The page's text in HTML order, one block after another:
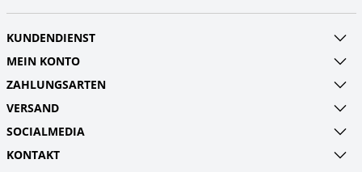
KUNDENDIENST
MEIN KONTO
ZAHLUNGSARTEN
VERSAND
SOCIALMEDIA
KONTAKT